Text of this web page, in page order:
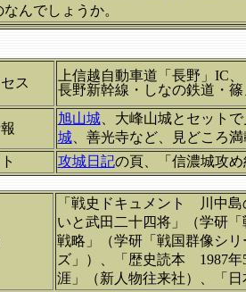
んでしょうか。
ス
上信越自動車道「長野」IC
長野新幹線・しなの鉄道・
旭山城、大峰山城とセット
城、善光寺など、見どころ満
攻城日記の頁、「信濃城攻
「戦史ドキュメント 川中
いと武田二十四将」（学研
戦略」（学研「戦国群像シ
ズ」）、「歴史読本 1987年
涯」（新人物往来社）、「